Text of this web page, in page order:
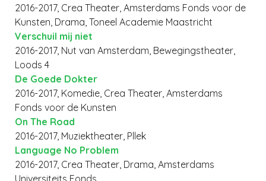
2016-2017, Crea Theater, Amsterdams Fonds voor de
Kunsten, Drama, Toneel Academie Maastricht
Verschuil mij niet
2016-2017, Nut van Amsterdam, Bewegingstheater,
Loods 4
De Goede Dokter
2016-2017, Komedie, Crea Theater, Amsterdams
Fonds voor de Kunsten
On The Road
2016-2017, Muziektheater, Pllek
Language No Problem
2016-2017, Crea Theater, Drama, Amsterdams
Universiteits Fonds